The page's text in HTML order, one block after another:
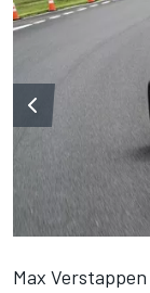
Max Verstappen